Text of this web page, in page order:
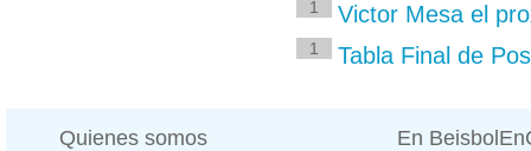
1 Victor Mesa el
1 Tabla Final de
Quienes somos En